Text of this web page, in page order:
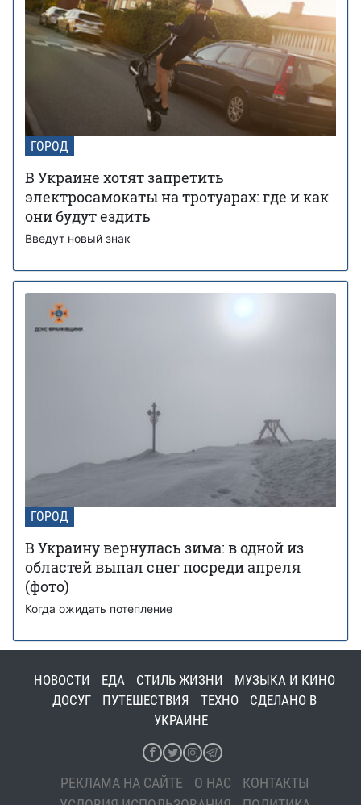
ГОРОД
В Украине хотят запретить
электросамокаты на тротуарах: где и как
они будут ездить
Введут новый знак
ГОРОД
В Украину вернулась зима: в одной из
областей выпал снег посреди апреля
(фото)
Когда ожидать потепление
НОВОСТИ ЕДА СТИЛЬ ЖИЗНИ
МУЗЫКА И КИНО
ДОСУГ
ПУТЕШЕСТВИЯ ТЕХНО
СДЕЛАНО В
УКРАИНЕ
РЕКЛАМА НА САЙТЕ О НАС
КОНТАКТЫ